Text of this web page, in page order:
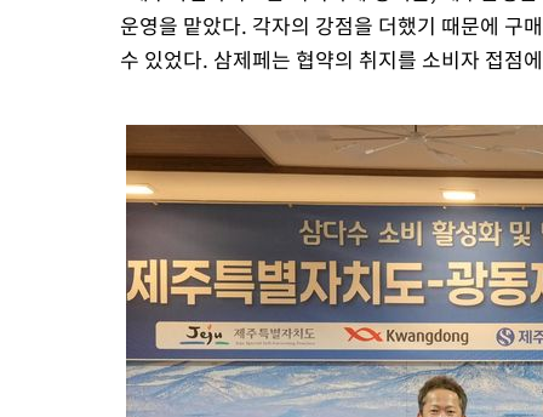
운영을 맡았다. 각자의 강점을 더했기 때문에 구
수 있었다. 삼제페는 협약의 취지를 소비자 접점